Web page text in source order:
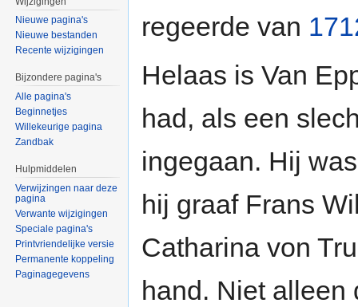
regeerde van
Helaas is Van
had, als een
ingegaan. Hij
hij graaf Frans
Catharina von
hand. Niet
Nieuwe pagina's
Nieuwe bestanden
Recente wijzigingen
Bijzondere pagina's
Alle pagina's
Beginnetjes
Willekeurige pagina
Zandbak
Hulpmiddelen
Verwijzingen naar deze
pagina
Verwante wijzigingen
Speciale pagina's
Printvriendelijke versie
Permanente koppeling
Paginagegevens